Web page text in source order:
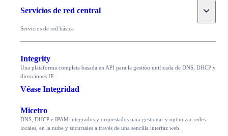
Servicios de red central Toggle
Servicios de red básica
Integrity
Una plataforma completa basada en API para la gestión unificada de DNS, DHCP y
direcciones IP.
Véase Integridad
Micetro
DNS, DHCP e IPAM integrados y orquestados para gestionar y optimizar redes
locales, en la nube y sucursales a través de una sencilla interfaz web.